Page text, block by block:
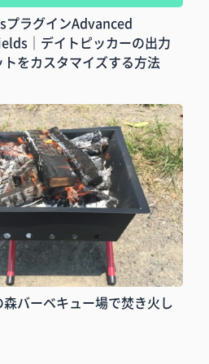
プラグインAdvanced
｜デイトピッカーの出力
トをカスタマイズする方法
バーベキュー場で焚き火し